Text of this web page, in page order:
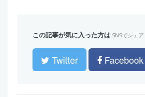
この記事が気に入った方は SNSでシェア
Twitter Facebook